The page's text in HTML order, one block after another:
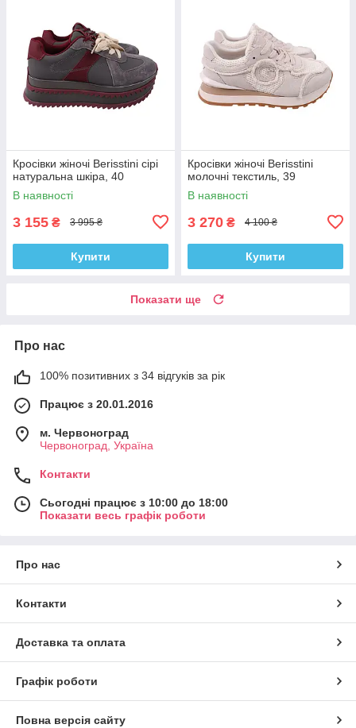
Кросівки жіночі Berisstini сірі
натуральна шкіра, 40
В наявності
3 155 ₴ 3 995 ₴
Купити
Кросівки жіночі Berisstini
молочні текстиль, 39
В наявності
3 270 ₴ 4 100 ₴
Купити
Показати ще
Про нас
100% позитивних з 34 відгуків за рік
Працює з 20.01.2016
м. Червоноград
Червоноград, Україна
Контакти
Сьогодні працює з 10:00 до 18:00
Показати весь графік роботи
Про нас
Контакти
Доставка та оплата
Графік роботи
Повна версія сайту